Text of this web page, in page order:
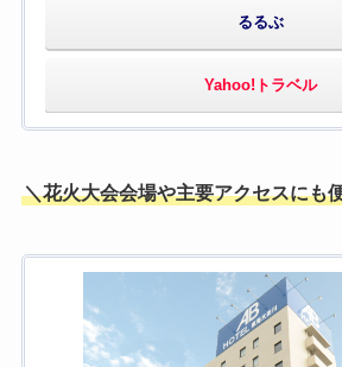
るるぶ
Yahoo!トラベル
＼花火大会会場や主要アクセスにも